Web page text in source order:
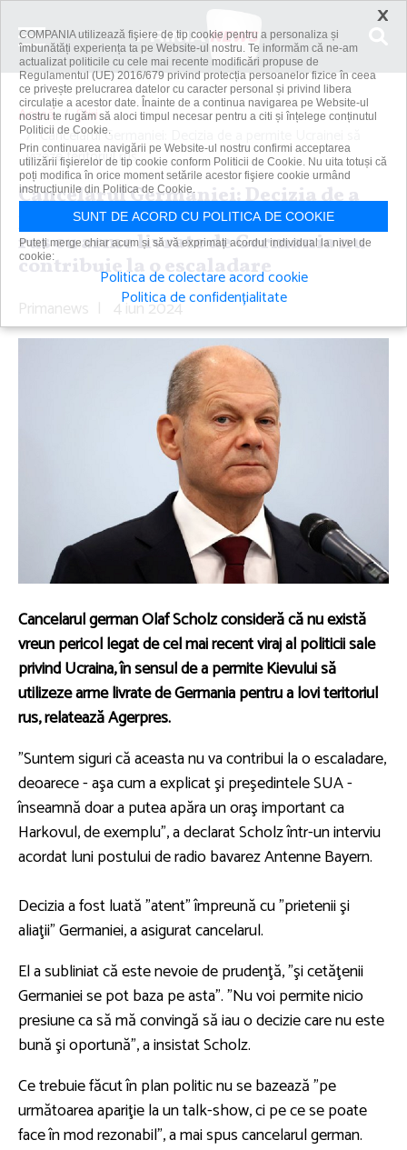
Acasă
Știri
Cancelarul Germaniei: Decizia de a permite Ucrainei să
vizeze teritoriul rus...
Cancelarul Germaniei: Decizia de a
permite Ucrainei să vizeze teritoriul
rus cu arme livrate de Germania nu
contribuie la o escaladare
Primanews | 4 iun 2024
Cancelarul german Olaf Scholz consideră că nu există
vreun pericol legat de cel mai recent viraj al politicii sale
privind Ucraina, în sensul de a permite Kievului să
utilizeze arme livrate de Germania pentru a lovi teritoriul
rus, relatează Agerpres.
"Suntem siguri că aceasta nu va contribui la o escaladare,
deoarece - aşa cum a explicat şi preşedintele SUA -
înseamnă doar a putea apăra un oraş important ca
Harkovul, de exemplu", a declarat Scholz într-un interviu
acordat luni postului de radio bavarez Antenne Bayern.
Decizia a fost luată "atent" împreună cu "prietenii şi
aliaţii" Germaniei, a asigurat cancelarul.
El a subliniat că este nevoie de prudenţă, "şi cetăţenii
Germaniei se pot baza pe asta". "Nu voi permite nicio
presiune ca să mă convingă să iau o decizie care nu este
bună şi oportună", a insistat Scholz.
Ce trebuie făcut în plan politic nu se bazează "pe
următoarea apariţie la un talk-show, ci pe ce se poate
face în mod rezonabil", a mai spus cancelarul german.
×
COMPANIA utilizează fişiere de tip cookie pentru a personaliza și
îmbunătăți experiența ta pe Website-ul nostru. Te informăm că ne-am
actualizat politicile cu cele mai recente modificări propuse de
Regulamentul (UE) 2016/679 privind protecția persoanelor fizice în ceea
ce privește prelucrarea datelor cu caracter personal și privind libera
circulație a acestor date. Înainte de a continua navigarea pe Website-ul
nostru te rugăm să aloci timpul necesar pentru a citi și înțelege conținutul
Politicii de Cookie.
Prin continuarea navigării pe Website-ul nostru confirmi acceptarea
utilizării fişierelor de tip cookie conform Politicii de Cookie. Nu uita totuși că
poți modifica în orice moment setările acestor fişiere cookie urmând
instrucțiunile din Politica de Cookie.
SUNT DE ACORD CU POLITICA DE COOKIE
Puteți merge chiar acum și să vă exprimați acordul individual la nivel de
cookie:
Politica de colectare acord cookie
Politica de confidențialitate